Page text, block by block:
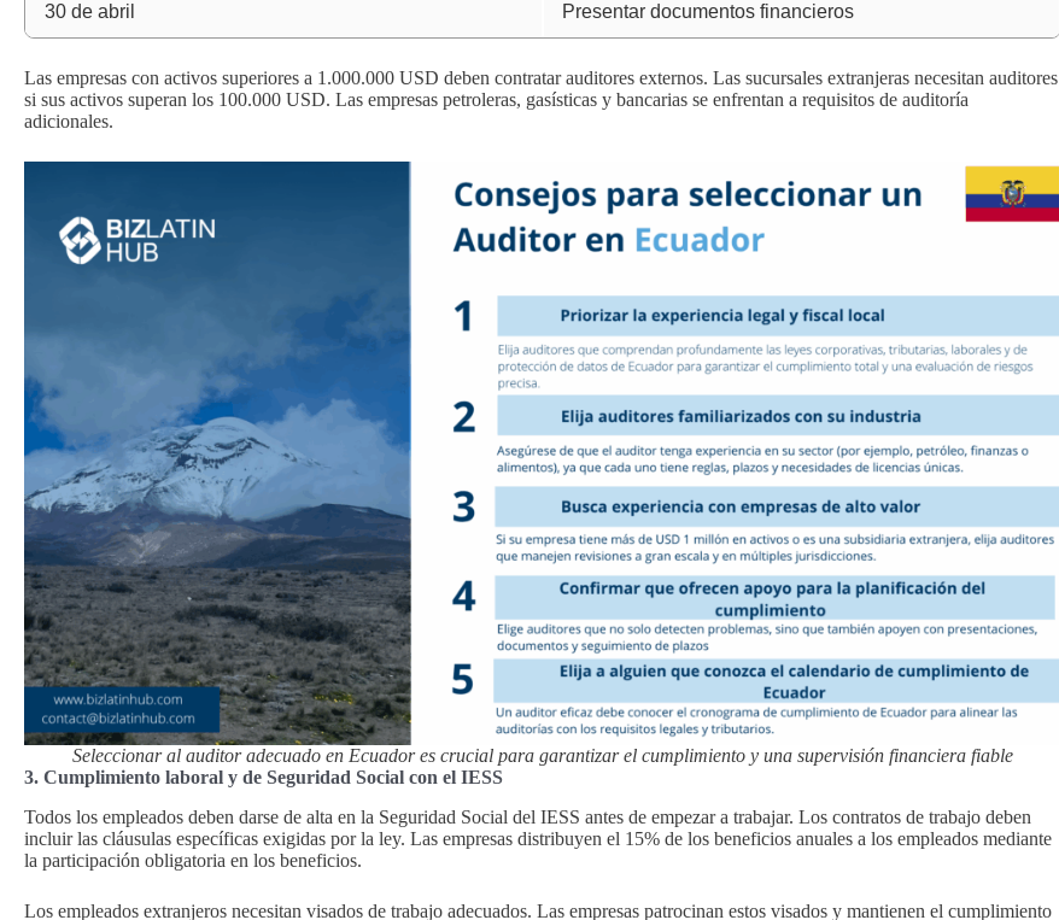
30 de abril Presentar documentos financieros
Las empresas con activos superiores a 1.000.000 USD deben contratar auditores externos. Las sucursales extranjeras necesitan auditores
si sus activos superan los 100.000 USD. Las empresas petroleras, gasísticas y bancarias se enfrentan a requisitos de auditoría
adicionales.
Seleccionar al auditor adecuado en Ecuador es crucial para garantizar el cumplimiento y una supervisión financiera fiable
3. Cumplimiento laboral y de Seguridad Social con el IESS
Todos los empleados deben darse de alta en la Seguridad Social del IESS antes de empezar a trabajar. Los contratos de trabajo deben
incluir las cláusulas específicas exigidas por la ley. Las empresas distribuyen el 15% de los beneficios anuales a los empleados mediante
la participación obligatoria en los beneficios.
Los empleados extranjeros necesitan visados de trabajo adecuados. Las empresas patrocinan estos visados y mantienen el cumplimiento